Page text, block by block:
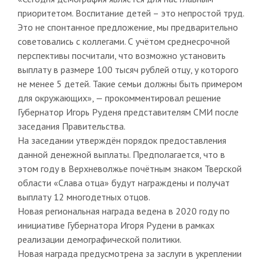
приоритетом. Воспитание детей – это непростой труд.
Это не спонтанное предложение, мы предварительно
советовались с коллегами. С учётом среднесрочной
перспективы посчитали, что возможно установить
выплату в размере 100 тысяч рублей отцу, у которого
не менее 5 детей. Такие семьи должны быть примером
для окружающих», — прокомментировал решение
Губернатор Игорь Руденя представителям СМИ после
заседания Правительства.
На заседании утверждён порядок предоставления
данной денежной выплаты. Предполагается, что в
этом году в Верхневолжье почётным знаком Тверской
области «Слава отца» будут награждены и получат
выплату 12 многодетных отцов.
Новая региональная награда ведена в 2020 году по
инициативе Губернатора Игоря Рудени в рамках
реализации демографической политики.
Новая награда предусмотрена за заслуги в укреплении